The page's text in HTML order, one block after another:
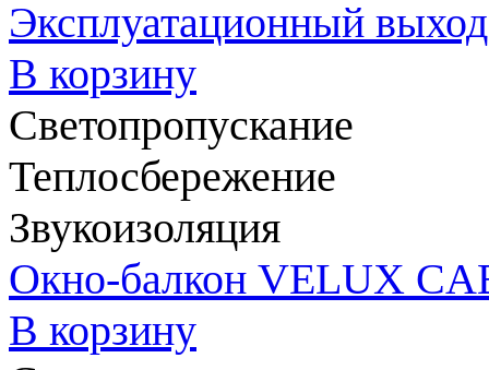
Эксплуатационный
В корзину
Светопропускание
Теплосбережение
Звукоизоляция
Окно-балкон VELUX
В корзину